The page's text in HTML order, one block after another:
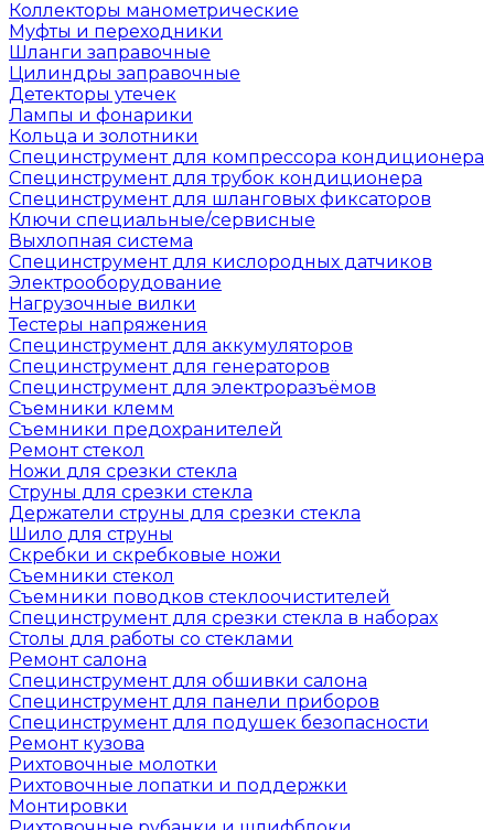
Коллекторы манометрические
Муфты и переходники
Шланги заправочные
Цилиндры заправочные
Детекторы утечек
Лампы и фонарики
Кольца и золотники
Специнструмент для компрессора кондиционера
Специнструмент для трубок кондиционера
Специнструмент для шланговых фиксаторов
Ключи специальные/сервисные
Выхлопная система
Специнструмент для кислородных датчиков
Электрооборудование
Нагрузочные вилки
Тестеры напряжения
Специнструмент для аккумуляторов
Специнструмент для генераторов
Специнструмент для электроразъёмов
Съемники клемм
Съемники предохранителей
Ремонт стекол
Ножи для срезки стекла
Струны для срезки стекла
Держатели струны для срезки стекла
Шило для струны
Скребки и скребковые ножи
Съемники стекол
Съемники поводков стеклоочистителей
Специнструмент для срезки стекла в наборах
Столы для работы со стеклами
Ремонт салона
Специнструмент для обшивки салона
Специнструмент для панели приборов
Специнструмент для подушек безопасности
Ремонт кузова
Рихтовочные молотки
Рихтовочные лопатки и поддержки
Монтировки